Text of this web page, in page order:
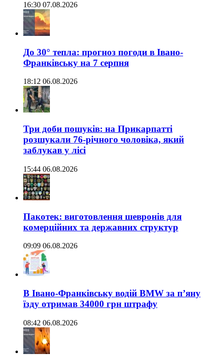
16:30 07.08.2026
До 30° тепла: прогноз погоди в Івано-
Франківську на 7 серпня
18:12 06.08.2026
Три доби пошуків: на Прикарпатті
розшукали 76-річного чоловіка, який
заблукав у лісі
15:44 06.08.2026
Пакотек: виготовлення шевронів для
комерційних та державних структур
09:09 06.08.2026
В Івано-Франківську водій BMW за п’яну
їзду отримав 34000 грн штрафу
08:42 06.08.2026